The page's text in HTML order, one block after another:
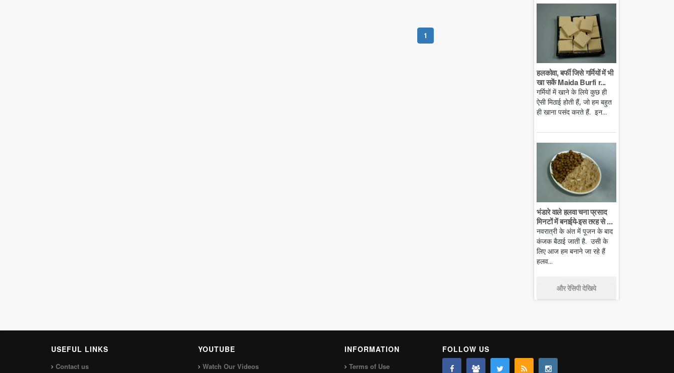
1
हलकोवा, बर्फी जिसे गर्मियों में भी
खा सकें Maida Burfi r...
गर्मियों में खाने के लिये कुछ ही
ऐसी मिठाई होती हैं, जो हम बहुत
ही खाना पसंद करते हैं. इन...
भंडारे वाले हलवा चना प्रसाद
मिनटों में बनाईये-इस तरह से ...
नवरात्री के अंत में पूजन के बाद
कंजक बैठाई जाती है. उसी के
लिए आज हम बनाने जा रहे हैं
हलव...
और रेसिपी देखिये
USEFUL LINKS
Contact us
YOUTUBE
Watch Our Videos
INFORMATION
Terms of Use
FOLLOW US